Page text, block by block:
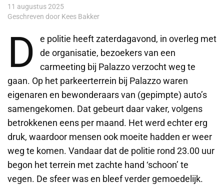
11 augustus 2025
Geschreven door Kees Bakker
D
e politie heeft zaterdagavond, in overleg met
de organisatie, bezoekers van een
carmeeting bij Palazzo verzocht weg te
gaan. Op het parkeerterrein bij Palazzo waren
eigenaren en bewonderaars van (gepimpte) auto’s
samengekomen. Dat gebeurt daar vaker, volgens
betrokkenen eens per maand. Het werd echter erg
druk, waardoor mensen ook moeite hadden er weer
weg te komen. Vandaar dat de politie rond 23.00 uur
begon het terrein met zachte hand ‘schoon’ te
vegen. De sfeer was en bleef verder gemoedelijk.